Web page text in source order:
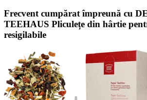
Frecvent cumpărat împreună cu
TEEHAUS Pliculețe din hârtie
resigilabile